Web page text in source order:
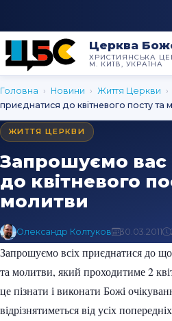
Церква
ХРИСТИЯНСЬКА
М. КИЇВ, УКРАЇНА
Головна › Новини › Життя Церкви ›
приєднатися до квітневого посту та
ЖИТТЯ ЦЕРКВИ
Запрошуємо вас
до квітневого
молитви
Олександр Колтуков 30.03.2011
Запрошуємо всіх приєднатися до
та молитви, який проходитиме 2
це пізнати і виконати Божі
відрізнятиметься від усіх